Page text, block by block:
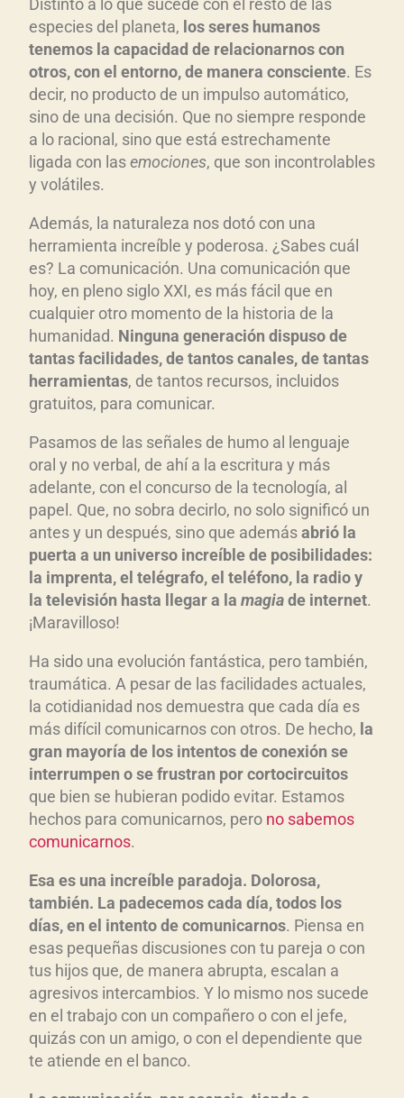
e
a
u
d
i
o
Distinto a lo que sucede con el resto de las
especies del planeta, los seres humanos
tenemos la capacidad de relacionarnos con
otros, con el entorno, de manera consciente. Es
decir, no producto de un impulso automático,
sino de una decisión. Que no siempre responde
a lo racional, sino que está estrechamente
ligada con lasemociones, que son incontrolables
y volátiles.
Además, la naturaleza nos dotó con una
herramienta increíble y poderosa. ¿Sabes cuál
es? La comunicación. Una comunicación que
hoy, en pleno siglo XXI, es más fácil que en
cualquier otro momento de la historia de la
humanidad. Ninguna generación dispuso de
tantas facilidades, de tantos canales, de tantas
herramientas, de tantos recursos, incluidos
gratuitos, para comunicar.
Pasamos de las señales de humo al lenguaje
oral y no verbal, de ahí a la escritura y más
adelante, con el concurso de la tecnología, al
papel. Que, no sobra decirlo, no solo significó un
antes y un después, sino que ademásabrió la
puerta a un universo increíble de posibilidades:
la imprenta, el te égrafo, el te éfono, la radio y
la televisión hasta llegar a la magiade internet.
¡Maravilloso!
Ha sido una evolución fantástica, pero también,
traumática. A pesar de las facilidades actuales,
la cotidianidad nos demuestra que cada día es
más difícil comunicarnos con otros. De hecho, la
gran mayoría de los intentos de conexión se
interrumpen o se frustran por cortocircuitos
que bien se hubieran podido evitar. Estamos
hechos para comunicarnos, pero no sabemos
comunicarnos.
Esa es una increíble paradoja. Dolorosa,
también. La padecemos cada día, todos los
días, en el intento de comunicarnos. Piensa en
esas pequeñas discusiones con tu pareja o con
tus hijos que, de manera abrupta, escalan a
agresivos intercambios. Y lo mismo nos sucede
en el trabajo con un compañero o con el jefe,
quizás con un amigo, o con el dependiente que
te atiende en el banco.